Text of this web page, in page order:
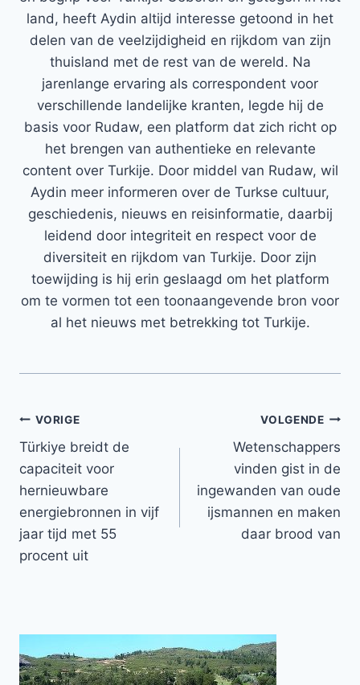
land, heeft Aydin altijd interesse getoond in het
delen van de veelzijdigheid en rijkdom van zijn
thuisland met de rest van de wereld. Na
jarenlange ervaring als correspondent voor
verschillende landelijke kranten, legde hij de
basis voor Rudaw, een platform dat zich richt op
het brengen van authentieke en relevante
content over Turkije. Door middel van Rudaw, wil
Aydin meer informeren over de Turkse cultuur,
geschiedenis, nieuws en reisinformatie, daarbij
leidend door integriteit en respect voor de
diversiteit en rijkdom van Turkije. Door zijn
toewijding is hij erin geslaagd om het platform
om te vormen tot een toonaangevende bron voor
al het nieuws met betrekking tot Turkije.
Bericht
navigatie
VORIGE
Türkiye breidt de
capaciteit voor
hernieuwbare
energiebronnen in vijf
jaar tijd met 55
procent uit
VOLGENDE
Wetenschappers
vinden gist in de
ingewanden van oude
ijsmannen en maken
daar brood van